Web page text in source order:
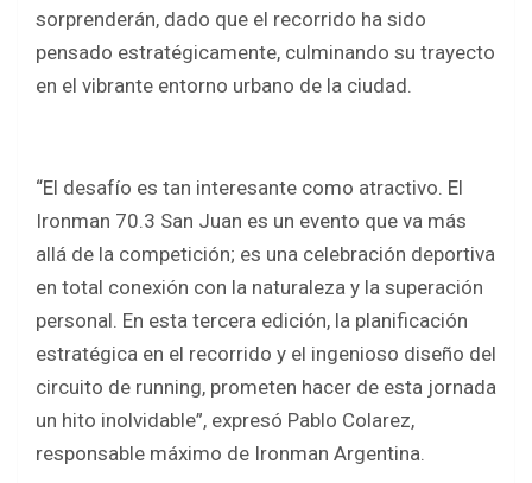
sorprenderán, dado que el recorrido ha sido
pensado estratégicamente, culminando su trayecto
en el vibrante entorno urbano de la ciudad.
“El desafío es tan interesante como atractivo. El
Ironman 70.3 San Juan es un evento que va más
allá de la competición; es una celebración deportiva
en total conexión con la naturaleza y la superación
personal. En esta tercera edición, la planificación
estratégica en el recorrido y el ingenioso diseño del
circuito de running, prometen hacer de esta jornada
un hito inolvidable”, expresó Pablo Colarez,
responsable máximo de Ironman Argentina.